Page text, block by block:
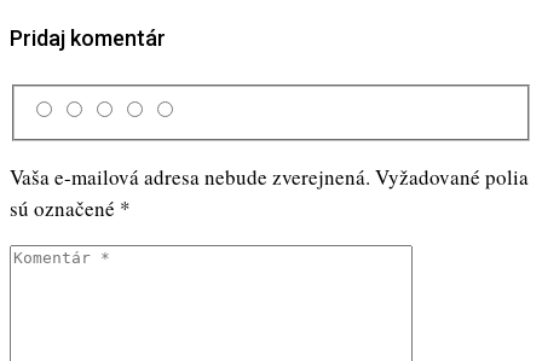
Pridaj komentár
Vaša e-mailová adresa nebude zverejnená. Vyžadované polia
sú označené *